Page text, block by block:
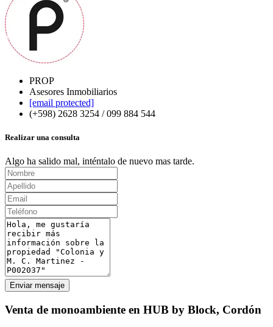
PROP
Asesores Inmobiliarios
[email protected]
(+598) 2628 3254 / 099 884 544
Realizar una consulta
Algo ha salido mal, inténtalo de nuevo mas tarde.
Enviar mensaje
Venta de monoambiente en HUB by Block, Cordón